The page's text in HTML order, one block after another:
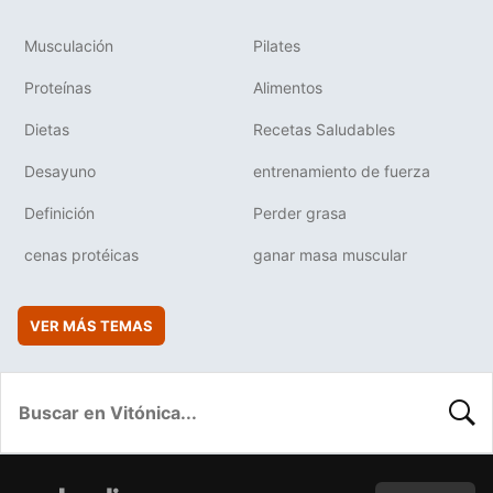
Musculación Pilates
Proteínas Alimentos
Dietas Recetas Saludables
Desayuno entrenamiento de fuerza
Definición Perder grasa
cenas protéicas ganar masa muscular
VER MÁS TEMAS